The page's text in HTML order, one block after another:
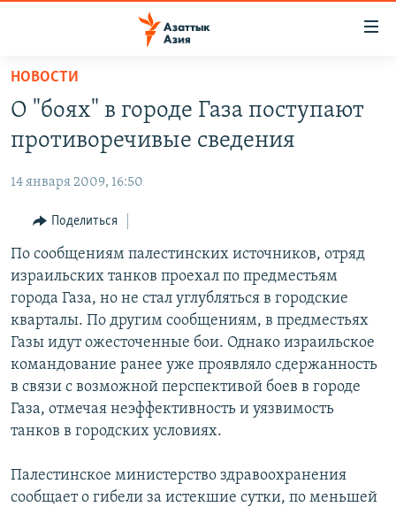
Вернуться
основному
содержанию
Вернутся
навигации
Вернутся
поиску
ЦЕНТРАЛЬНАЯ АЗИЯ
УЗБЕКИСТАН
ТАДЖИКИСТАН
ВОЙНА В УКРАИНЕ
НА ДРУГИХ ЯЗЫКАХ
ҚАЗАҚША
КЫРГЫЗЧА
ТОҶИКӢ
TÜRKMENÇE
Все сайты РСЕ/РС
НОВОСТИ
О "боях" в городе Газа поступают
противоречивые сведения
14 января 2009, 16:50
Поделиться
По сообщениям палестинских источников, отряд
израильских танков проехал по предместьям
города Газа, но не стал углубляться в городские
кварталы. По другим сообщениям, в предместьях
Газы идут ожесточенные бои. Однако израильское
командование ранее уже проявляло сдержанность
в связи с возможной перспективой боев в городе
Газа, отмечая неэффективность и уязвимость
танков в городских условиях.
Палестинское министерство здравоохранения
сообщает о гибели за истекшие сутки, по меньшей